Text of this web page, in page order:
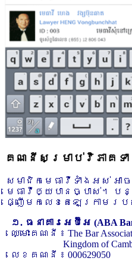
គណនីសម្រាប់វិភាគទា
សមាជិកមេធាវីទាំងអស់ អ
មេធាវីឲ្យបានច្បាស់។
ផ្ញើមកលេខតេឡេក្រាមរប
១. ធនាគារអេប៊ីអេ (ABA
ឈ្មោះគណនី ៖ The Bar
Kingdom of
លេខគណនី ៖ 000629050